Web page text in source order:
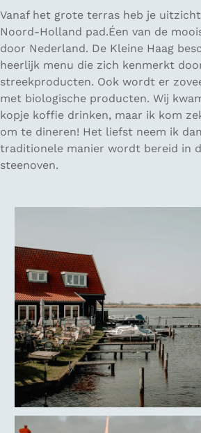
Vanaf het grote terras heb je
Noord-Holland pad.Éen van de
door Nederland. De Kleine Haag
heerlijk menu die zich kenmerkt
streekproducten. Ook wordt er
met biologische producten. Wij
kopje koffie drinken, maar ik kom
om te dineren! Het liefst neem ik
traditionele manier wordt bereid in
steenoven.